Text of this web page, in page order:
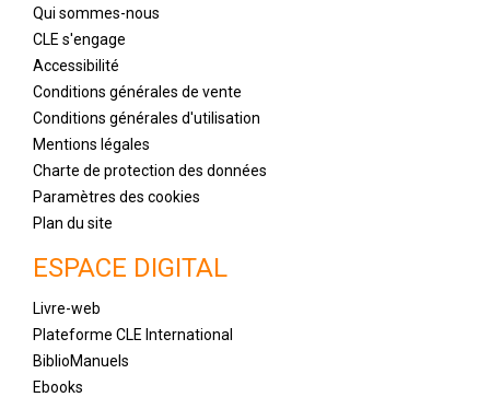
Qui sommes-nous
CLE s'engage
Accessibilité
Conditions générales de vente
Conditions générales d'utilisation
Mentions légales
Charte de protection des données
Paramètres des cookies
Plan du site
ESPACE DIGITAL
Livre-web
Plateforme CLE International
BiblioManuels
Ebooks